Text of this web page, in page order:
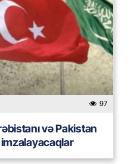
97
və Pakistan